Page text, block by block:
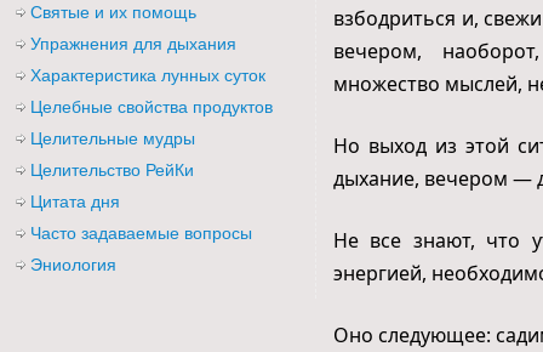
взбодриться и,
вечером,
множество мыслей,
Но выход из этой
дыхание, вечером —
Не все знают, что
энергией,
Оно следующее:
Святые и их помощь
Упражнения для дыхания
Характеристика лунных суток
Целебные свойства продуктов
Целительные мудры
Целительство РейКи
Цитата дня
Часто задаваемые вопросы
Эниология